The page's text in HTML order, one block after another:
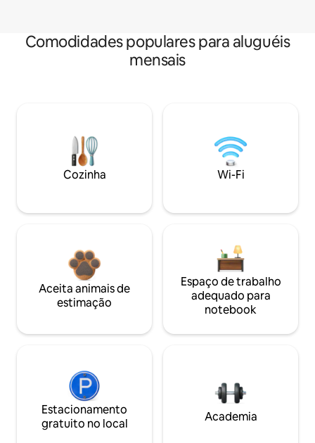
Comodidades populares para aluguéis
mensais
Cozinha Wi-Fi
Aceita animais de
estimação
Espaço de trabalho
adequado para
notebook
Estacionamento
gratuito no local
Academia